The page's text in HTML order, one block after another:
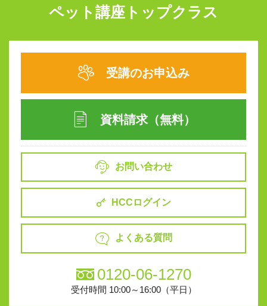
ペット講座トップクラス
受講のお申込み
資料請求（無料）
お問い合わせ
HCCログイン
よくある質問
0120-06-1270
受付時間 10:00～16:00（平日）